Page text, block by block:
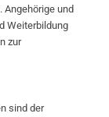
und
Weiterbildung
zur
sind der